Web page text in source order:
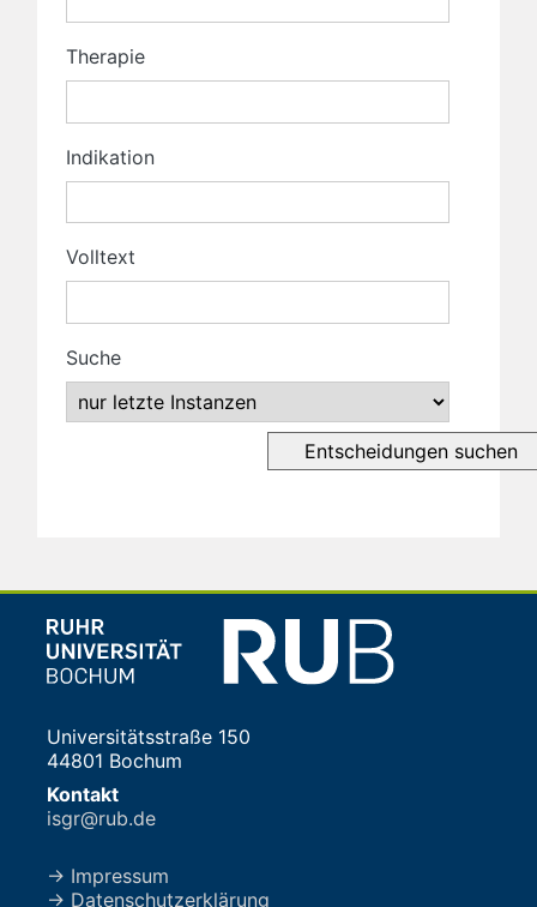
Therapie
Indikation
Volltext
Suche
Universitätsstraße 150
44801 Bochum
Kontakt
isgr@rub.de
→ Impressum
→ Datenschutzerklärung